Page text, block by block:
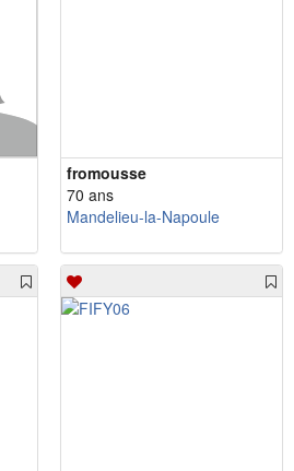
fromousse
70 ans
Mandelieu-la-Napoule